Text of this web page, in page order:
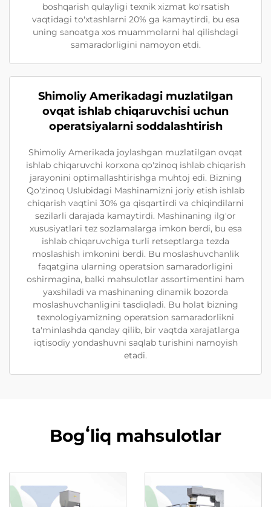
boshqarish qulayligi texnik xizmat ko'rsatish
vaqtidagi to'xtashlarni 20% ga kamaytirdi, bu esa
uning sanoatga xos muammolarni hal qilishdagi
samaradorligini namoyon etdi.
Shimoliy Amerikadagi muzlatilgan
ovqat ishlab chiqaruvchisi uchun
operatsiyalarni soddalashtirish
Shimoliy Amerikada joylashgan muzlatilgan ovqat
ishlab chiqaruvchi korxona qo'zinoq ishlab chiqarish
jarayonini optimallashtirishga muhtoj edi. Bizning
Qo'zinoq Uslubidagi Mashinamizni joriy etish ishlab
chiqarish vaqtini 30% ga qisqartirdi va chiqindilarni
sezilarli darajada kamaytirdi. Mashinaning ilg'or
xususiyatlari tez sozlamalarga imkon berdi, bu esa
ishlab chiqaruvchiga turli retseptlarga tezda
moslashish imkonini berdi. Bu moslashuvchanlik
faqatgina ularning operatsion samaradorligini
oshirmagina, balki mahsulotlar assortimentini ham
yaxshiladi va mashinaning dinamik bozorda
moslashuvchanligini tasdiqladi. Bu holat bizning
texnologiyamizning operatsion samaradorlikni
ta'minlashda qanday qilib, bir vaqtda xarajatlarga
iqtisodiy yondashuvni saqlab turishini namoyish
etadi.
Bogʻliq mahsulotlar